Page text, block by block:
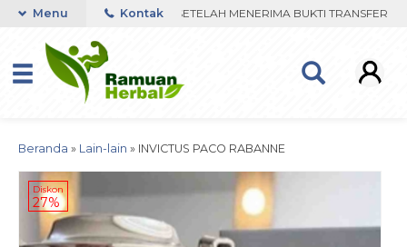
PENGIRIMAN DIPROSES SETELAH MENERIMA BUKTI TRANSFER
Menu Kontak
Beranda » Lain-lain » INVICTUS PACO RABANNE
Diskon
27%